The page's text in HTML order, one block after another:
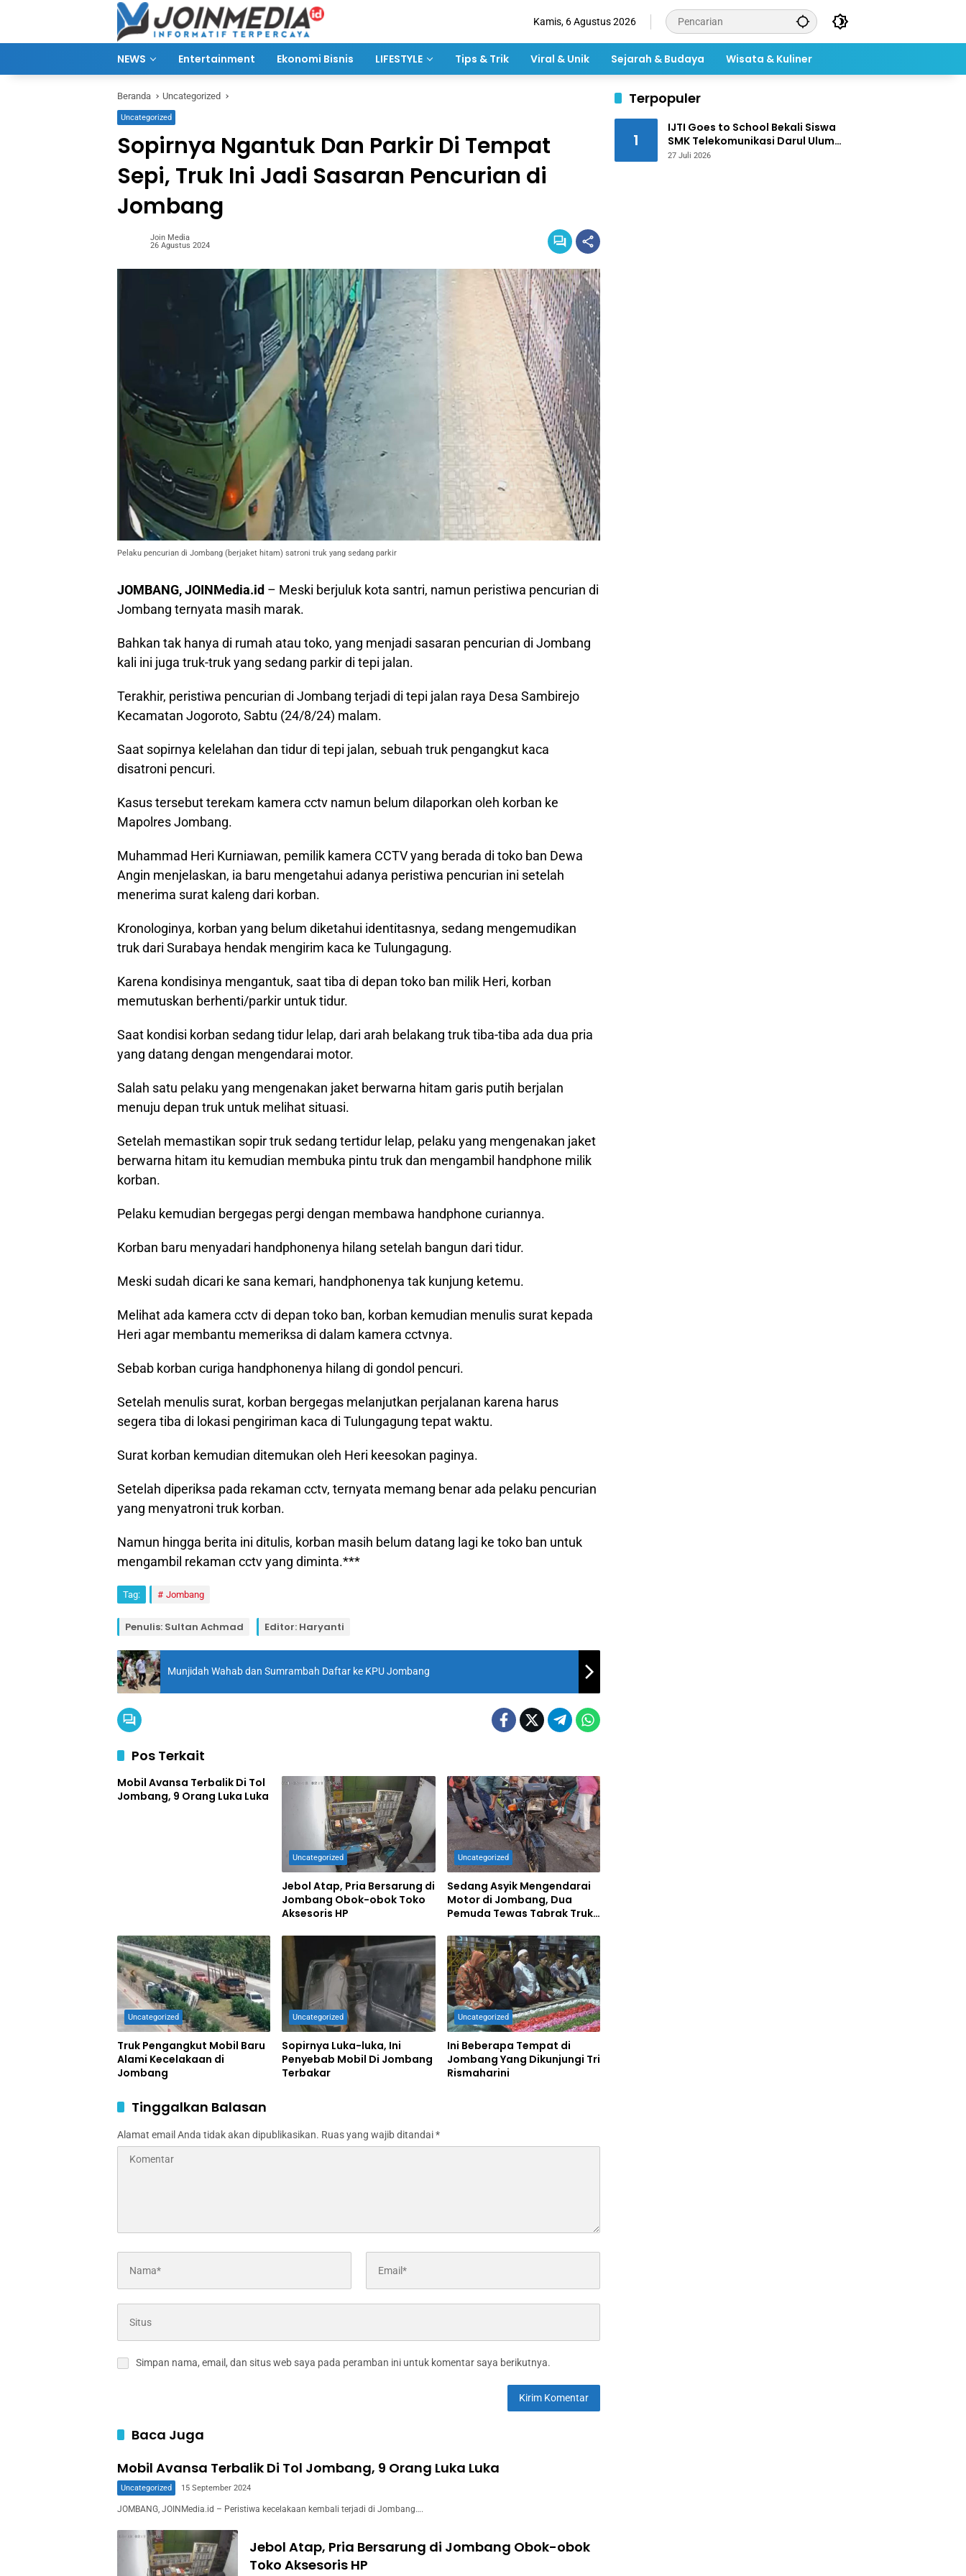
Kamis, 6 Agustus 2026
NEWS Entertainment Ekonomi Bisnis LIFESTYLE Tips & Trik Viral & Unik Sejarah & Budaya Wisata & Kuliner
Beranda Uncategorized
Uncategorized
Sopirnya Ngantuk Dan Parkir Di Tempat
Sepi, Truk Ini Jadi Sasaran Pencurian di
Jombang
Join Media
26 Agustus 2024
Pelaku pencurian di Jombang (berjaket hitam) satroni truk yang sedang parkir
JOMBANG, JOINMedia.id – Meski berjuluk kota santri, namun peristiwa pencurian di
Jombang ternyata masih marak.
Bahkan tak hanya di rumah atau toko, yang menjadi sasaran pencurian di Jombang
kali ini juga truk-truk yang sedang parkir di tepi jalan.
Terakhir, peristiwa pencurian di Jombang terjadi di tepi jalan raya Desa Sambirejo
Kecamatan Jogoroto, Sabtu (24/8/24) malam.
Saat sopirnya kelelahan dan tidur di tepi jalan, sebuah truk pengangkut kaca
disatroni pencuri.
Kasus tersebut terekam kamera cctv namun belum dilaporkan oleh korban ke
Mapolres Jombang.
Muhammad Heri Kurniawan, pemilik kamera CCTV yang berada di toko ban Dewa
Angin menjelaskan, ia baru mengetahui adanya peristiwa pencurian ini setelah
menerima surat kaleng dari korban.
Kronologinya, korban yang belum diketahui identitasnya, sedang mengemudikan
truk dari Surabaya hendak mengirim kaca ke Tulungagung.
Karena kondisinya mengantuk, saat tiba di depan toko ban milik Heri, korban
memutuskan berhenti/parkir untuk tidur.
Saat kondisi korban sedang tidur lelap, dari arah belakang truk tiba-tiba ada dua pria
yang datang dengan mengendarai motor.
Salah satu pelaku yang mengenakan jaket berwarna hitam garis putih berjalan
menuju depan truk untuk melihat situasi.
Setelah memastikan sopir truk sedang tertidur lelap, pelaku yang mengenakan jaket
berwarna hitam itu kemudian membuka pintu truk dan mengambil handphone milik
korban.
Pelaku kemudian bergegas pergi dengan membawa handphone curiannya.
Korban baru menyadari handphonenya hilang setelah bangun dari tidur.
Meski sudah dicari ke sana kemari, handphonenya tak kunjung ketemu.
Melihat ada kamera cctv di depan toko ban, korban kemudian menulis surat kepada
Heri agar membantu memeriksa di dalam kamera cctvnya.
Sebab korban curiga handphonenya hilang di gondol pencuri.
Setelah menulis surat, korban bergegas melanjutkan perjalanan karena harus
segera tiba di lokasi pengiriman kaca di Tulungagung tepat waktu.
Surat korban kemudian ditemukan oleh Heri keesokan paginya.
Setelah diperiksa pada rekaman cctv, ternyata memang benar ada pelaku pencurian
yang menyatroni truk korban.
Namun hingga berita ini ditulis, korban masih belum datang lagi ke toko ban untuk
mengambil rekaman cctv yang diminta.***
Tag: Jombang
Penulis: Sultan Achmad Editor: Haryanti
Munjidah Wahab dan Sumrambah Daftar ke KPU Jombang
Pos Terkait
Mobil Avansa Terbalik Di Tol
Jombang, 9 Orang Luka Luka
Uncategorized
Jebol Atap, Pria Bersarung di
Jombang Obok-obok Toko
Aksesoris HP
Uncategorized
Sedang Asyik Mengendarai
Motor di Jombang, Dua
Pemuda Tewas Tabrak Truk
Uncategorized
Truk Pengangkut Mobil Baru
Alami Kecelakaan di
Jombang
Uncategorized
Sopirnya Luka-luka, Ini
Penyebab Mobil Di Jombang
Terbakar
Uncategorized
Ini Beberapa Tempat di
Jombang Yang Dikunjungi Tri
Rismaharini
Tinggalkan Balasan
Alamat email Anda tidak akan dipublikasikan. Ruas yang wajib ditandai*
Simpan nama, email, dan situs web saya pada peramban ini untuk komentar saya berikutnya.
Baca Juga
Mobil Avansa Terbalik Di Tol Jombang, 9 Orang Luka Luka
Uncategorized 15 September 2024
JOMBANG, JOINMedia.id – Peristiwa kecelakaan kembali terjadi di Jombang….
Jebol Atap, Pria Bersarung di Jombang Obok-obok
Toko Aksesoris HP
Terpopuler
1
IJTI Goes to School Bekali Siswa
SMK Telekomunikasi Darul Ulum
Jombang Kuasai Jurnalistik
27 Juli 2026